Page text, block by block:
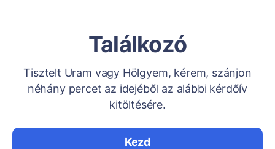
Találkozó
Tisztelt Uram vagy Hölgyem, kérem, szánjon
néhány percet az idejéből az alábbi kérdőív
kitöltésére.
Kezd